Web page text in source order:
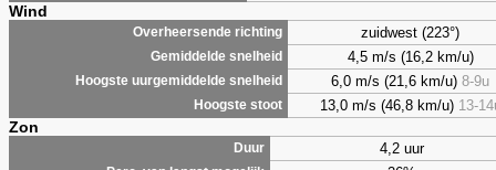
Wind
Overheersende richting zuidwest (223°)
Gemiddelde snelheid 4,5 m/s (16,2 km/u)
Hoogste uurgemiddelde snelheid 6,0 m/s (21,6 km/u) 8-9u
Hoogste stoot 13,0 m/s (46,8 km/u) 13-
Zon
Duur 4,2 uur